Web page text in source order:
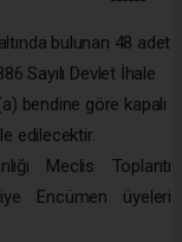
bulunan 48 adet
Sayılı Devlet İhale
bendine göre kapalı
edilecektir.
Meclis Toplantı
Encümen üyeleri